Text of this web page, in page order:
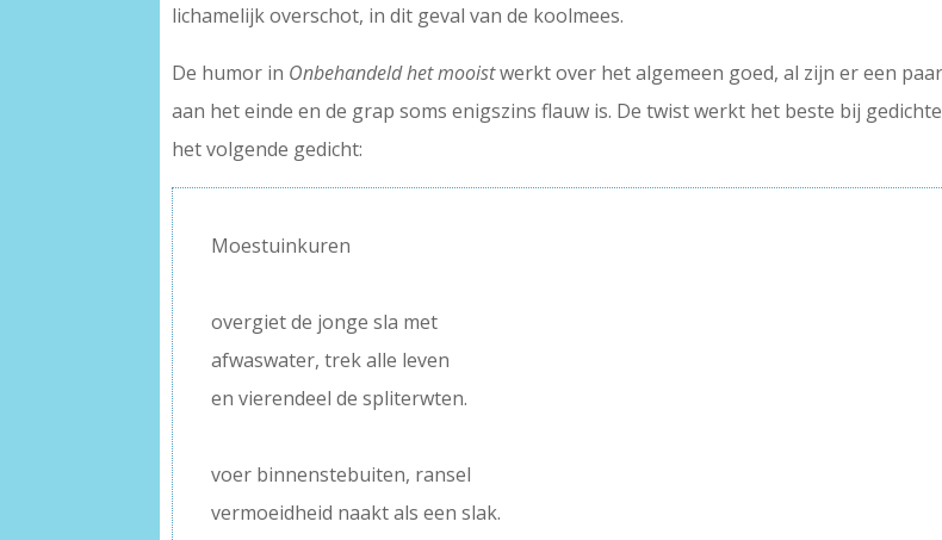
lichamelijk overschot, in dit geval van de koolmees.
De humor in Onbehandeld het mooistwerkt over het algemeen goed, al zijn er een
aan het einde en de grap soms enigszins flauw is. De twist werkt het beste bij
het volgende gedicht:
Moestuinkuren
overgiet de jonge sla met
afwaswater, trek alle leven
en vierendeel de spliterwten.
voer binnenstebuiten, ransel
vermoeidheid naakt als een slak.